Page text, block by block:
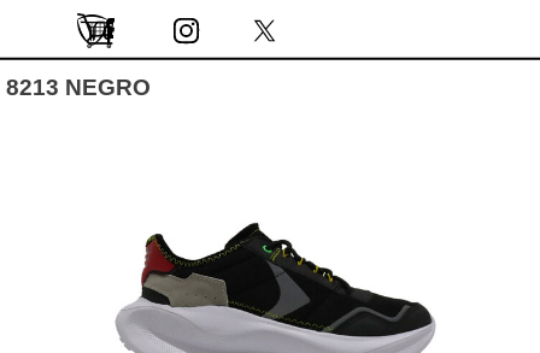
Vaya al ContenidoSaltar menú
0
8213 NEGRO